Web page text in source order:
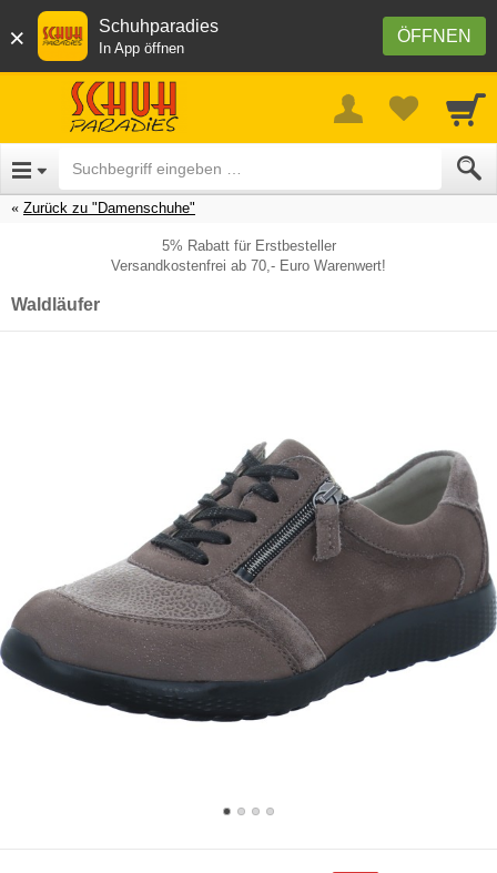
× ÖFFNEN
Schuhparadies
In App öffnen
Zurück zu "Damenschuhe"
5% Rabatt für Erstbesteller
Versandkostenfrei ab 70,- Euro Warenwert!
Waldläufer